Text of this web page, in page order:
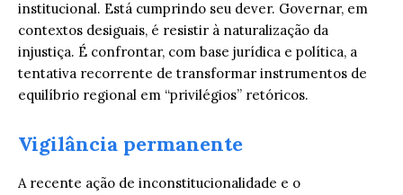
institucional. Está cumprindo seu dever. Governar, em
contextos desiguais, é resistir à naturalização da
injustiça. É confrontar, com base jurídica e política, a
tentativa recorrente de transformar instrumentos de
equilíbrio regional em “privilégios” retóricos.
Vigilância permanente
A recente ação de inconstitucionalidade e o